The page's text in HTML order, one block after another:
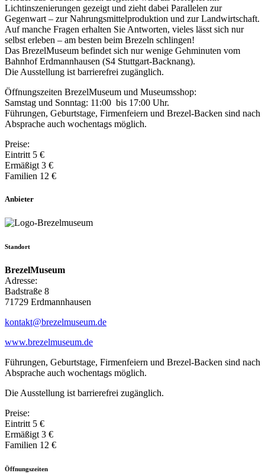
Lichtinszenierungen gezeigt und zieht dabei Parallelen zur
Gegenwart – zur Nahrungsmittelproduktion und zur Landwirtschaft.
Auf manche Fragen erhalten Sie Antworten, vieles lässt sich nur
selbst erleben – am besten beim Brezeln schlingen!
Das BrezelMuseum befindet sich nur wenige Gehminuten vom
Bahnhof Erdmannhausen (S4 Stuttgart-Backnang).
Die Ausstellung ist barrierefrei zugänglich.
Öffnungszeiten BrezelMuseum und Museumsshop:
Samstag und Sonntag: 11:00 bis 17:00 Uhr.
Führungen, Geburtstage, Firmenfeiern und Brezel-Backen sind nach
Absprache auch wochentags möglich.
Preise:
Eintritt 5 €
Ermäßigt 3 €
Familien 12 €
Anbieter
Standort
BrezelMuseum
Adresse:
Badstraße 8
71729 Erdmannhausen
kontakt@brezelmuseum.de
www.brezelmuseum.de
Führungen, Geburtstage, Firmenfeiern und Brezel-Backen sind nach
Absprache auch wochentags möglich.
Die Ausstellung ist barrierefrei zugänglich.
Preise:
Eintritt 5 €
Ermäßigt 3 €
Familien 12 €
Öffnungszeiten